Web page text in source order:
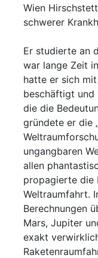
Wien
schwerer
Er studierte an
war lange Zeit
hatte er sich
beschäftigt und
die die
gründete er die
ungangbaren
allen
propagierte die
Weltraumfahrt.
Berechnungen
Mars, Jupiter
exakt